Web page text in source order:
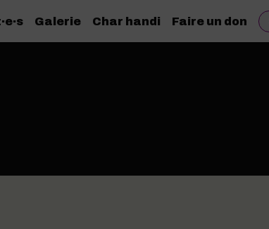
Galerie Char handi Faire un don